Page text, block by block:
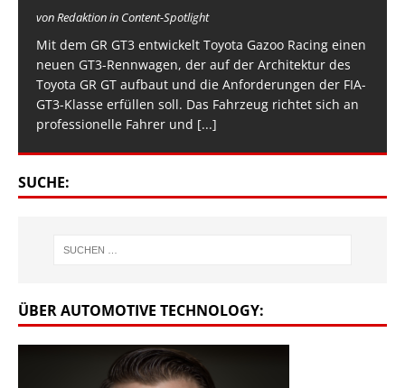
von Redaktion in Content-Spotlight
Mit dem GR GT3 entwickelt Toyota Gazoo Racing einen
neuen GT3-Rennwagen, der auf der Architektur des
Toyota GR GT aufbaut und die Anforderungen der FIA-
GT3-Klasse erfüllen soll. Das Fahrzeug richtet sich an
professionelle Fahrer und [...]
SUCHE:
ÜBER AUTOMOTIVE TECHNOLOGY: